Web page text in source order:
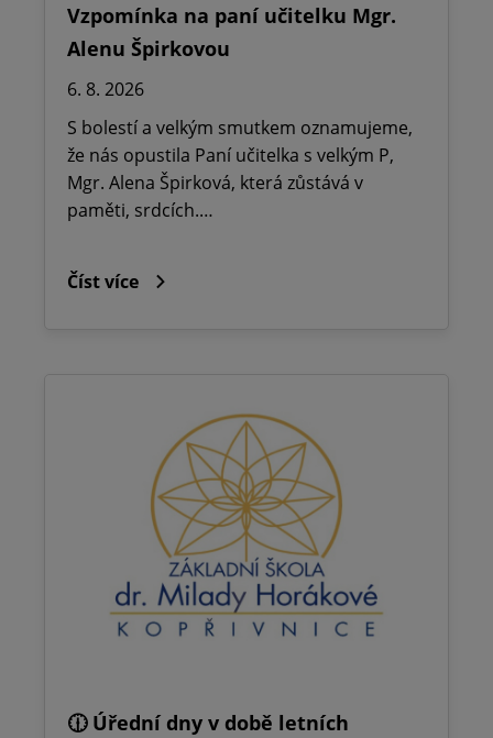
Vzpomínka na paní učitelku Mgr.
Alenu Špirkovou
6. 8. 2026
S bolestí a velkým smutkem oznamujeme,
že nás opustila Paní učitelka s velkým P,
Mgr. Alena Špirková, která zůstává v
paměti, srdcích.…
Číst více
🕧 Úřední dny v době letních